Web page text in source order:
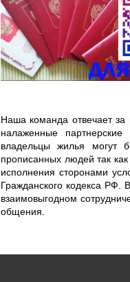
Наша команда отвечает за
налаженные
владельцы жилья могут
прописанных людей так
исполнения сторонами
Гражданского кодекса РФ.
взаимовыгодном
общения.